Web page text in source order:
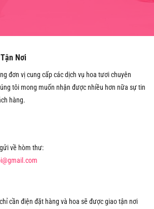
Nơi
đơn vị cung cấp các dịch vụ hoa tươi chuyên
tôi mong muốn nhận được nhiều hơn nữa sự tin
hàng.
về hòm thư:
cần điện đặt hàng và hoa sẽ được giao tận nơi